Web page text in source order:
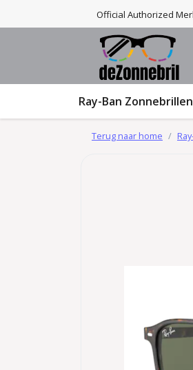
Official Authorized
Ray-Ban Zonnebrillen
Terug naar home